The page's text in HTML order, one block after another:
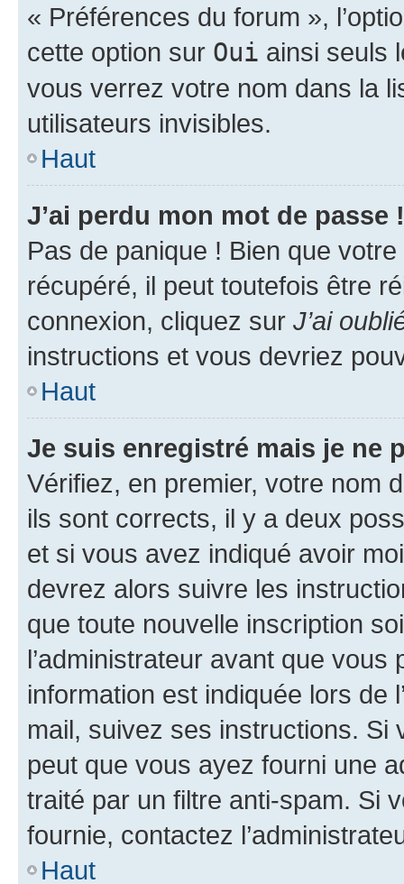
« Préférences du forum »,
cette option sur Oui ainsi seuls
vous verrez votre nom dans la
utilisateurs invisibles.
Haut
J’ai perdu mon mot de passe !
Pas de panique ! Bien que
récupéré, il peut toutefois être
connexion, cliquez sur J’ai
instructions et vous devriez
Haut
Je suis enregistré mais je ne
Vérifiez, en premier, votre nom
ils sont corrects, il y a deux
et si vous avez indiqué avoir
devrez alors suivre les
que toute nouvelle inscription
l’administrateur avant que
information est indiquée lors de
mail, suivez ses instructions. Si
peut que vous ayez fourni une
traité par un filtre anti-spam. Si
fournie, contactez
Haut